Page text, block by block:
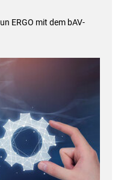
ERGO mit dem bAV-